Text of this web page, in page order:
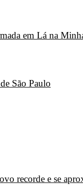
em Lá na
São Paulo
recorde e se